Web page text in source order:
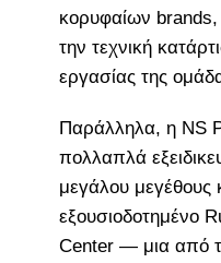
κορυφαίων brands,
την τεχνική
εργασίας της
Παράλληλα, η NS
πολλαπλά
μεγάλου μεγέθους
εξουσιοδοτημένο
Center — μια από